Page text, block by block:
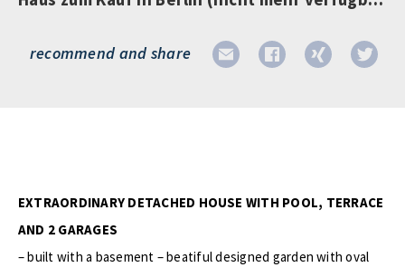
recommend and share
EXTRAORDINARY DETACHED HOUSE WITH POOL, TERRACE
AND 2 GARAGES
– built with a basement – beatiful designed garden with oval